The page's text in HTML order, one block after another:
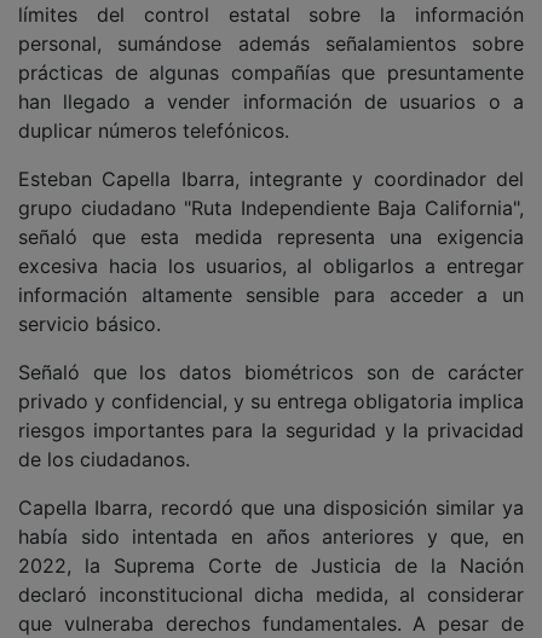
límites del control estatal sobre la información
personal, sumándose además señalamientos sobre
prácticas de algunas compañías que presuntamente
han llegado a vender información de usuarios o a
duplicar números telefónicos.
Esteban Capella Ibarra, integrante y coordinador del
grupo ciudadano "Ruta Independiente Baja California",
señaló que esta medida representa una exigencia
excesiva hacia los usuarios, al obligarlos a entregar
información altamente sensible para acceder a un
servicio básico.
Señaló que los datos biométricos son de carácter
privado y confidencial, y su entrega obligatoria implica
riesgos importantes para la seguridad y la privacidad
de los ciudadanos.
Capella Ibarra, recordó que una disposición similar ya
había sido intentada en años anteriores y que, en
2022, la Suprema Corte de Justicia de la Nación
declaró inconstitucional dicha medida, al considerar
que vulneraba derechos fundamentales. A pesar de